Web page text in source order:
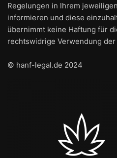
Regelungen in lhrem
informieren und diese
übernimmt keine Haftung für
rechtswidrige Verwendung
© hanf-legal.de 2024